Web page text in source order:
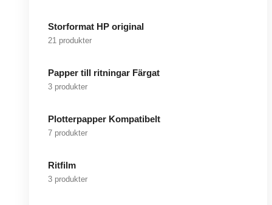
Storformat HP original
21 produkter
Papper till ritningar Färgat
3 produkter
Plotterpapper Kompatibelt
7 produkter
Ritfilm
3 produkter